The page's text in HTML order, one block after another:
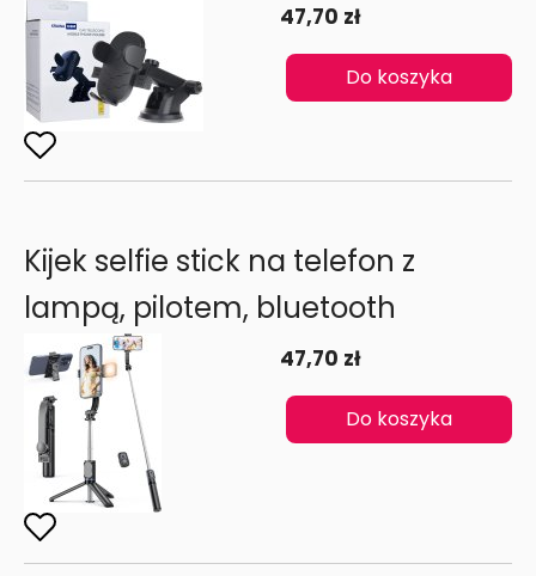
47,70 zł
Do koszyka
Kijek selfie stick na telefon z
lampą, pilotem, bluetooth
47,70 zł
Do koszyka